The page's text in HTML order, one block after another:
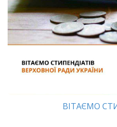
ВІТАЄМО